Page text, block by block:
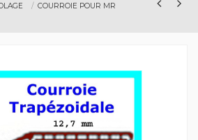
COURROIE POUR MR